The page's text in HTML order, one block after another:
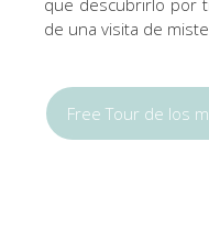
que descubrirlo por
de una visita de
Free Tour de los